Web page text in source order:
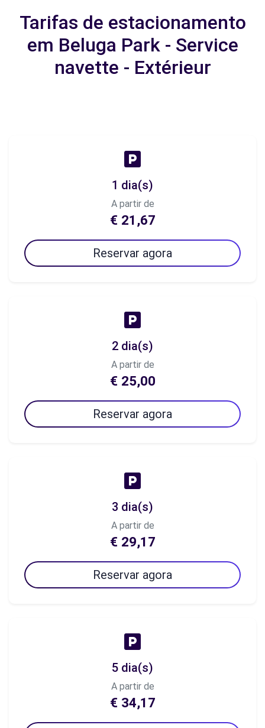
Tarifas de estacionamento
em Beluga Park - Service
navette - Extérieur
1 dia(s)
A partir de
€ 21,67
Reservar agora
2 dia(s)
A partir de
€ 25,00
Reservar agora
3 dia(s)
A partir de
€ 29,17
Reservar agora
5 dia(s)
A partir de
€ 34,17